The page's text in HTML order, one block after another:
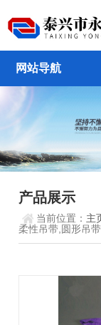
网站导航
产品展示
当前位置： 主
柔性吊带,圆形吊